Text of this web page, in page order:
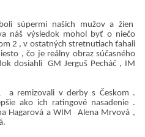
súpermi našich mužov a žien
náš výsledok mohol byť o niečo
2 , v ostatných stretnutiach ťahali
, čo je reálny obraz súčasného
dosiahli GM Jerguš Pecháč , IM
a remizovali v derby s Českom .
ako ich ratingové nasadenie .
Hagarová a WIM Alena Mrvová ,